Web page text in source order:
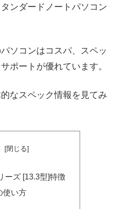
ンダードノートパソコン
ソコンはコスパ、スペッ
ポートが優れています。
なスペック情報を見てみ
ーズ [13.3型]特徴
使い方